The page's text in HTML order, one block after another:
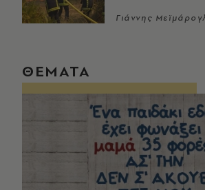
Γιάννης
ΘΕΜΑΤΑ